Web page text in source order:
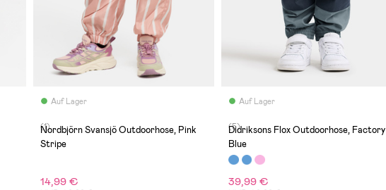
Auf Lager
(1)
Nordbjörn Svansjö Outdoorhose, Pink
Stripe
14,99 €
Auf Lager
(5)
Didriksons Flox Outdoorhose, Factory
Blue
39,99 €